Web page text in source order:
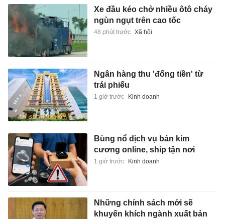
Xe đầu kéo chở nhiều ôtô cháy
ngùn ngụt trên cao tốc
48 phút trước Xã hội
Ngân hàng thu 'đống tiền' từ
trái phiếu
1 giờ trước Kinh doanh
Bùng nổ dịch vụ bán kim
cương online, ship tận nơi
1 giờ trước Kinh doanh
Những chính sách mới sẽ
khuyến khích ngành xuất bản